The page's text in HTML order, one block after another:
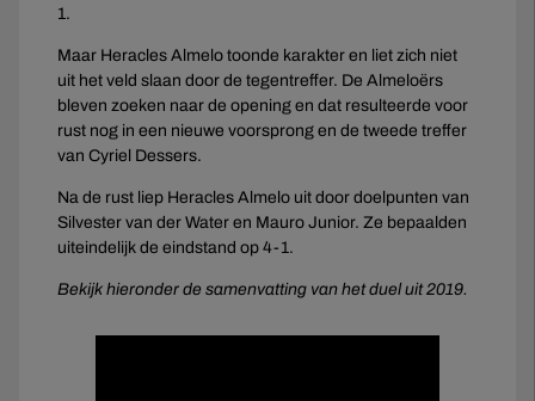
1.
Maar Heracles Almelo toonde karakter en liet zich niet
uit het veld slaan door de tegentreffer. De Almeloërs
bleven zoeken naar de opening en dat resulteerde voor
rust nog in een nieuwe voorsprong en de tweede treffer
van Cyriel Dessers.
Na de rust liep Heracles Almelo uit door doelpunten van
Silvester van der Water en Mauro Junior. Ze bepaalden
uiteindelijk de eindstand op 4-1.
Bekijk hieronder de samenvatting van het duel uit 2019.